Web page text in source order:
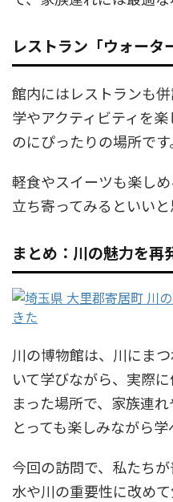
レストラン「ウォータ
館内にはレストランも
学やアクティビティを
のにぴったりの場所です
軽食やスイーツも楽し
立ち寄ってみるといいと
まとめ：川の魅力を再
川の博物館は、川にま
いて学びながら、実際
まった場所で、家族連
とっても楽しみながら学
今回の訪問で、私たち
水や川の重要性に改め